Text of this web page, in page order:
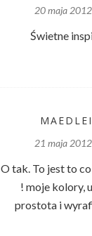
20 maja
Świetne
21 maja
O tak. To jest to
! moje kolory,
prostota i